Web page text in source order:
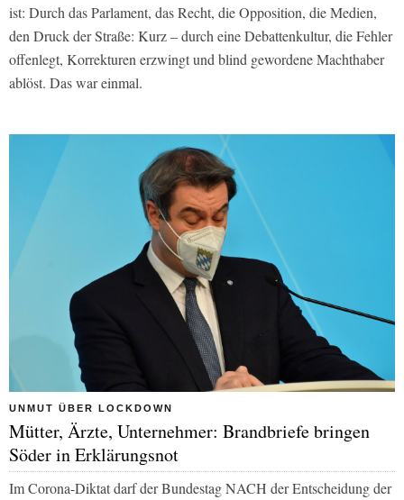
ist: Durch das Parlament, das Recht, die Opposition, die Medien,
den Druck der Straße: Kurz – durch eine Debattenkultur, die Fehler
offenlegt, Korrekturen erzwingt und blind gewordene Machthaber
ablöst. Das war einmal.
UNMUT ÜBER LOCKDOWN
Mütter, Ärzte, Unternehmer: Brandbriefe bringen
Söder in Erklärungsnot
Im Corona-Diktat darf der Bundestag NACH der Entscheidung der